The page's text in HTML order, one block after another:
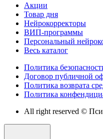
Акции
Товар дня
Нейрокорректоры
ВИП-программы
Персональный
Весь каталог
Политика
Договор публичной
Политика возврата
Политика
All right reserved ©